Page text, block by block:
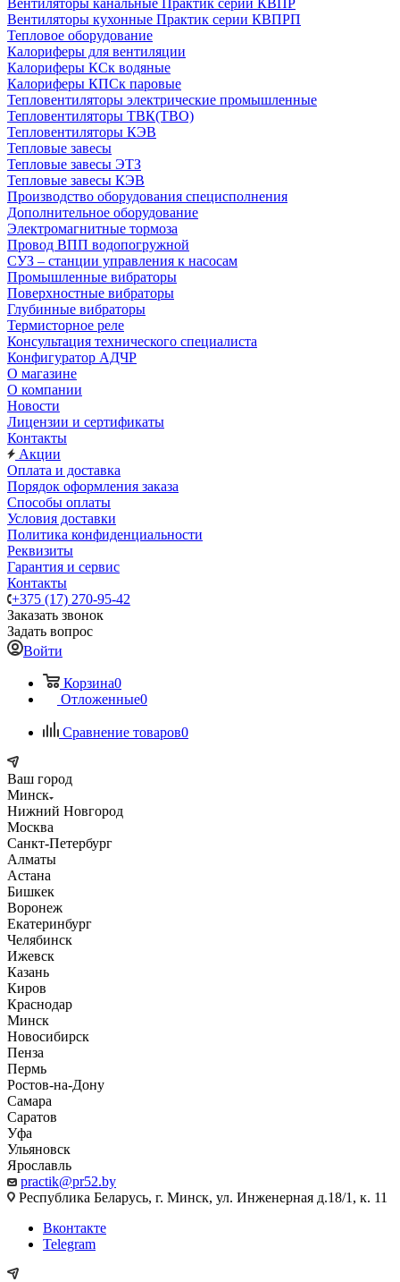
Вентиляторы канальные Практик серии КВПР
Вентиляторы кухонные Практик серии КВПРП
Тепловое оборудование
Калориферы для вентиляции
Калориферы КСк водяные
Калориферы КПСк паровые
Тепловентиляторы электрические промышленные
Тепловентиляторы ТВК(ТВО)
Тепловентиляторы КЭВ
Тепловые завесы
Тепловые завесы ЭТЗ
Тепловые завесы КЭВ
Производство оборудования специсполнения
Дополнительное оборудование
Электромагнитные тормоза
Провод ВПП водопогружной
СУЗ – станции управления к насосам
Промышленные вибраторы
Поверхностные вибраторы
Глубинные вибраторы
Термисторное реле
Консультация технического специалиста
Конфигуратор АДЧР
О магазине
О компании
Новости
Лицензии и сертификаты
Контакты
Акции
Оплата и доставка
Порядок оформления заказа
Способы оплаты
Условия доставки
Политика конфиденциальности
Реквизиты
Гарантия и сервис
Контакты
+375 (17) 270-95-42
Заказать звонок
Задать вопрос
Войти
Корзина0
Отложенные0
Сравнение товаров0
Ваш город
Минск
Нижний Новгород
Москва
Санкт-Петербург
Алматы
Астана
Бишкек
Воронеж
Екатеринбург
Челябинск
Ижевск
Казань
Киров
Краснодар
Минск
Новосибирск
Пенза
Пермь
Ростов-на-Дону
Самара
Саратов
Уфа
Ульяновск
Ярославль
practik@pr52.by
Республика Беларусь, г. Минск, ул. Инженерная д.18/1, к. 11
Вконтакте
Telegram